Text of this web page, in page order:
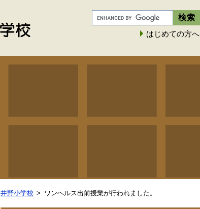
はじめての方へ
井野小学校 ワンヘルス出前授業が行われました。